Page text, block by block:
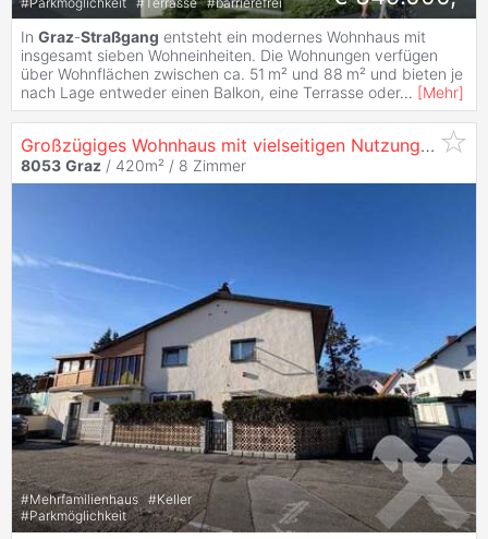
In Graz-Straßgang entsteht ein modernes Wohnhaus mit
insgesamt sieben Wohneinheiten. Die Wohnungen verfügen
über Wohnflächen zwischen ca. 51 m² und 88 m² und bieten je
nach Lage entweder einen Balkon, eine Terrasse oder... [Mehr]
Großzügiges Wohnhaus mit vielseitigen Nutzungspotenzial
8053 Graz / 420m² / 8 Zimmer
#Mehrfamilienhaus #Keller
#Parkmöglichkeit